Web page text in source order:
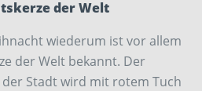
der Welt
wiederum ist vor allem
der Welt bekannt. Der
Stadt wird mit rotem Tuch